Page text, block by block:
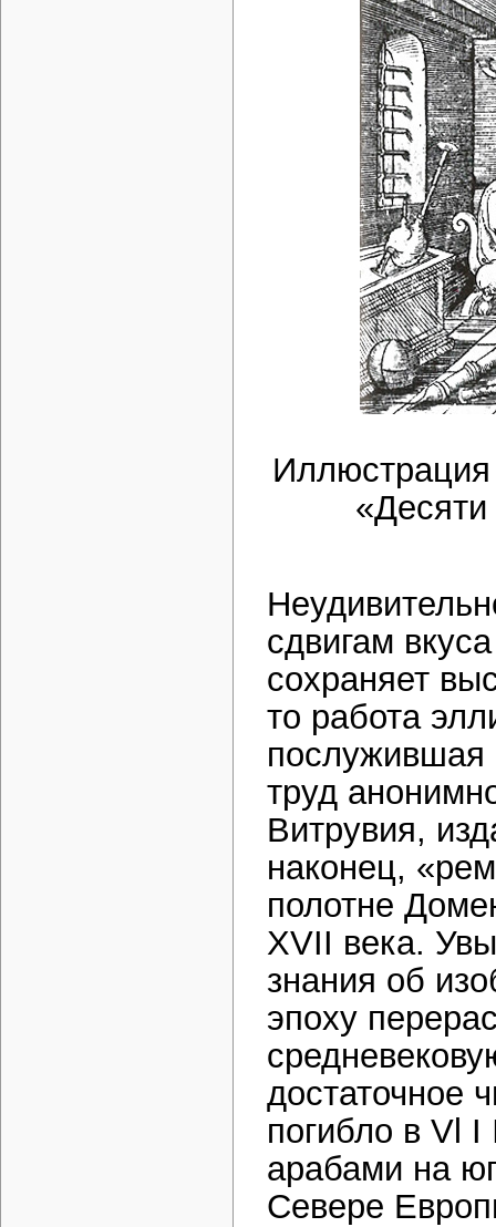
Иллюстрация
«Десяти
сдвигам
сохраняет
то работа
послужившая
труд
Витрувия,
наконец,
полотне
XVII века.
знания об
эпоху
достаточное
погибло в Vl I
арабами на
Севере